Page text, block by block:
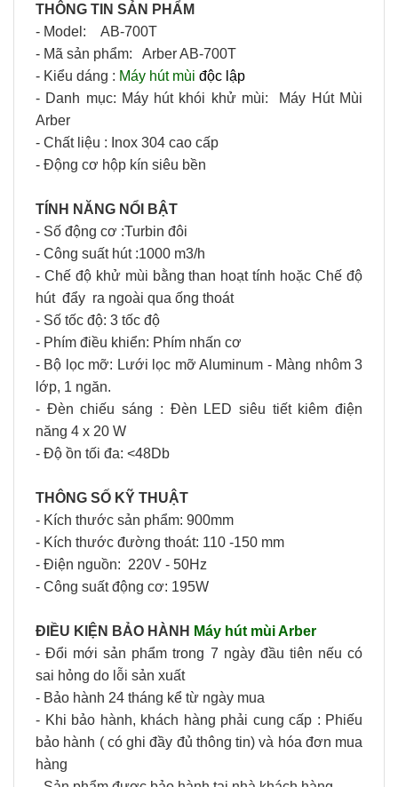
THÔNG TIN SẢN PHẨM
- Model: AB-700T
- Mã sản phẩm: Arber AB-700T
- Kiểu dáng : Máy hút mùi độc lập
- Danh mục: Máy hút khói khử mùi:
Máy Hút Mùi
Arber
- Chất liệu : Inox 304 cao cấp
- Động cơ hộp kín siêu bền
TÍNH NĂNG NỔI BẬT
- Số động cơ :Turbin đôi
- Công suất hút :1000 m3/h
- Chế độ khử mùi bằng than hoạt tính hoặcChế độ
hút đẩy ra ngoài qua ống thoát
- Số tốc độ: 3 tốc độ
- Phím điều khiển: Phím nhấn cơ
- Bộ lọc mỡ: Lưới lọc mỡ Aluminum - Màng nhôm 3
lớp, 1 ngăn.
- Đèn chiếu sáng : Đèn LED siêu tiết kiêm điện
năng 4 x 20 W
- Độ ồn tối đa: <48Db
THÔNG SỐ KỸ THUẬT
- Kích thước sản phẩm: 900mm
- Kích thước đường thoát: 110 -150 mm
- Điện nguồn: 220V - 50Hz
- Công suất động cơ: 195W
ĐIỀU KIỆN BẢO HÀNH Máy hút mùi Arber
- Đổi mới sản phẩm trong 7 ngày đầu tiên nếu có
sai hỏng do lỗi sản xuất
- Bảo hành 24 tháng kể từ ngày mua
- Khi bảo hành, khách hàng phải cung cấp : Phiếu
bảo hành ( có ghi đầy đủ thông tin) và hóa đơn mua
hàng